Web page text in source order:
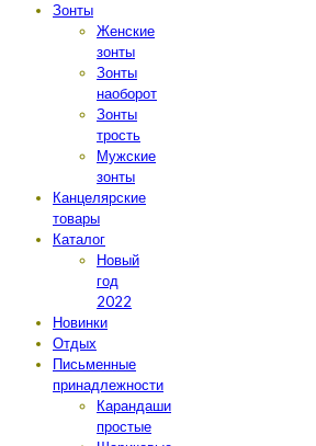
Зонты
Женские
зонты
Зонты
наоборот
Зонты
трость
Мужские
зонты
Канцелярские
товары
Каталог
Новый
год
2022
Новинки
Отдых
Письменные
принадлежности
Карандаши
простые